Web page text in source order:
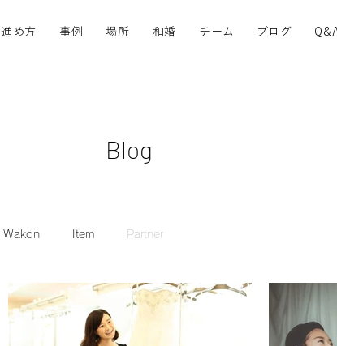
進め方 事例 場所 和婚 チーム ブログ
Blog
Wakon Item Partner